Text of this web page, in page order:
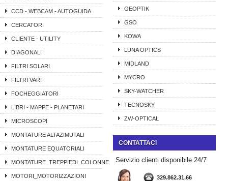
CCD - WEBCAM - AUTOGUIDA
CERCATORI
CLIENTE - UTILITY
DIAGONALI
FILTRI SOLARI
FILTRI VARI
FOCHEGGIATORI
LIBRI - MAPPE - PLANETARI
MICROSCOPI
MONTATURE ALTAZIMUTALI
MONTATURE EQUATORIALI
MONTATURE_TREPPIEDI_COLONNE
MOTORI_MOTORIZZAZIONI
GEOPTIK
GSO
KOWA
LUNA OPTICS
MIDLAND
MYCRO
SKY-WATCHER
TECNOSKY
ZW-OPTICAL
CONTATTACI
Servizio clienti disponibile 24/7
329.862.31.66